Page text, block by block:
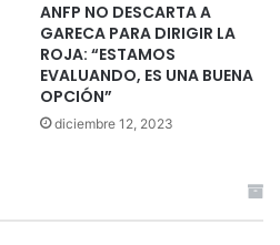
ANFP NO DESCARTA A
GARECA PARA DIRIGIR LA
ROJA: “ESTAMOS
EVALUANDO, ES UNA BUENA
OPCIÓN”
diciembre 12, 2023